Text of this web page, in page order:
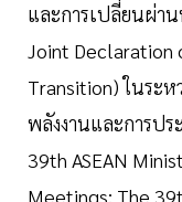
และการเปลี่ยนผ่าน
Joint Declaration
Transition) ในระ
พลังงานและการปร
39th ASEAN
Meetings: The